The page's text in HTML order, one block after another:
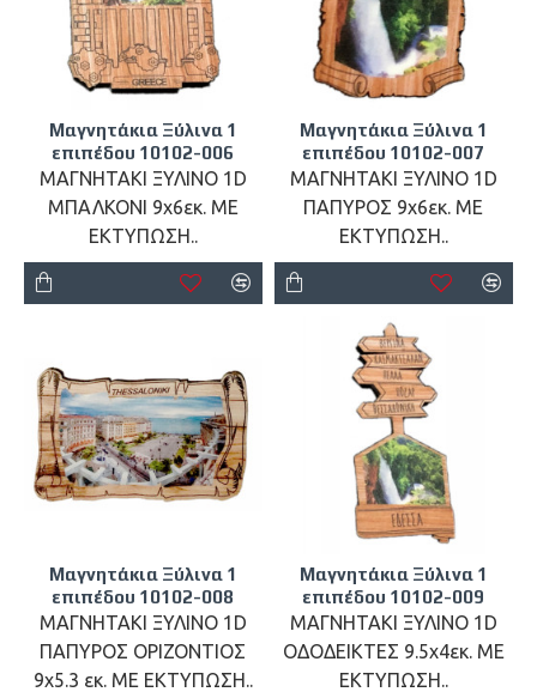
Μαγνητάκια Ξύλινα 1
επιπέδου 10102-006
ΜΑΓΝΗΤΑΚΙ ΞΥΛΙΝΟ 1D
ΜΠΑΛΚΟΝΙ 9x6εκ. ΜΕ
ΕΚΤΥΠΩΣΗ..
Μαγνητάκια Ξύλινα 1
επιπέδου 10102-007
ΜΑΓΝΗΤΑΚΙ ΞΥΛΙΝΟ 1D
ΠΑΠΥΡΟΣ 9x6εκ. ΜΕ
ΕΚΤΥΠΩΣΗ..
Μαγνητάκια Ξύλινα 1
επιπέδου 10102-008
ΜΑΓΝΗΤΑΚΙ ΞΥΛΙΝΟ 1D
ΠΑΠΥΡΟΣ ΟΡΙΖΟΝΤΙΟΣ
9x5.3 εκ. ΜΕ ΕΚΤΥΠΩΣΗ..
Μαγνητάκια Ξύλινα 1
επιπέδου 10102-009
ΜΑΓΝΗΤΑΚΙ ΞΥΛΙΝΟ 1D
ΟΔΟΔΕΙΚΤΕΣ 9.5x4εκ. ΜΕ
ΕΚΤΥΠΩΣΗ..